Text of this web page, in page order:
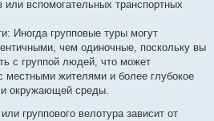
или вспомогательных транспортных
Иногда групповые туры могут
чем одиночные, поскольку вы
с группой людей, что может
местными жителями и более глубокое
и окружающей среды.
группового велотура зависит от